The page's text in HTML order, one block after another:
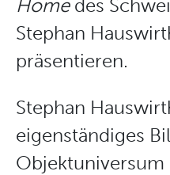
Home des
Stephan
präsentieren.
Stephan
eigenständiges
Objektuniversum